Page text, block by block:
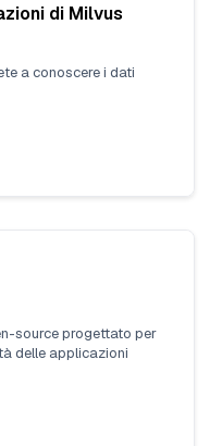
di Milvus
a conoscere i dati
source progettato per
delle applicazioni